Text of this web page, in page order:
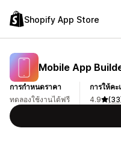
Shopify App Store
Mobile App
การกำหนดราคา
ทดลองใช้งานได้ฟรี
การให้ค
4.9